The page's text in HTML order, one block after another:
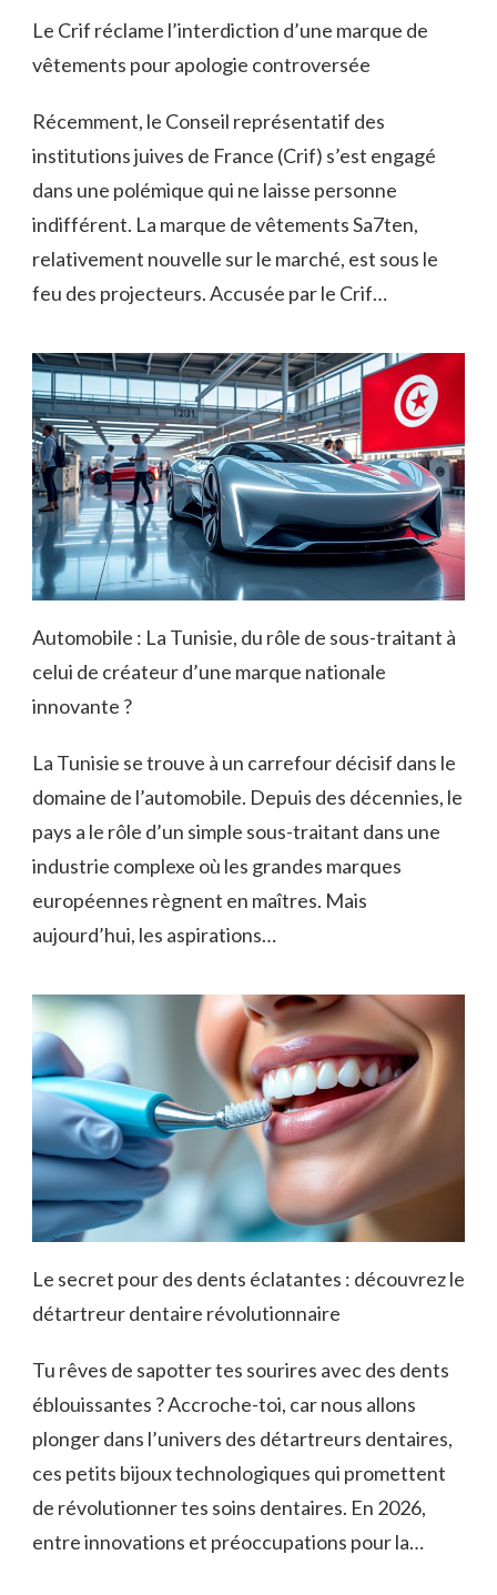
Le Crif réclame l’interdiction d’une marque de
vêtements pour apologie controversée
Récemment, le Conseil représentatif des
institutions juives de France (Crif) s’est engagé
dans une polémique qui ne laisse personne
indifférent. La marque de vêtements Sa7ten,
relativement nouvelle sur le marché, est sous le
feu des projecteurs. Accusée par le Crif…
Automobile : La Tunisie, du rôle de sous-traitant à
celui de créateur d’une marque nationale
innovante ?
La Tunisie se trouve à un carrefour décisif dans le
domaine de l’automobile. Depuis des décennies, le
pays a le rôle d’un simple sous-traitant dans une
industrie complexe où les grandes marques
européennes règnent en maîtres. Mais
aujourd’hui, les aspirations…
Le secret pour des dents éclatantes : découvrez le
détartreur dentaire révolutionnaire
Tu rêves de sapotter tes sourires avec des dents
éblouissantes ? Accroche-toi, car nous allons
plonger dans l’univers des détartreurs dentaires,
ces petits bijoux technologiques qui promettent
de révolutionner tes soins dentaires. En 2026,
entre innovations et préoccupations pour la…